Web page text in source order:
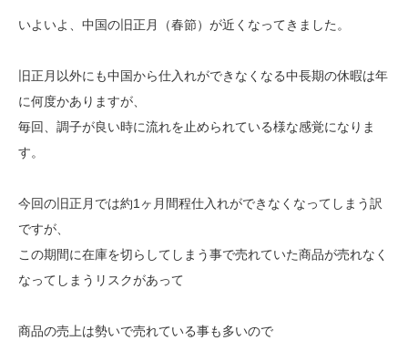
いよいよ、中国の旧正月（春節）が近くなってきました。
旧正月以外にも中国から仕入れができなくなる中長期の休暇は年
に何度かありますが、
毎回、調子が良い時に流れを止められている様な感覚になりま
す。
今回の旧正月では約1ヶ月間程仕入れができなくなってしまう訳
ですが、
この期間に在庫を切らしてしまう事で売れていた商品が売れなく
なってしまうリスクがあって
商品の売上は勢いで売れている事も多いので